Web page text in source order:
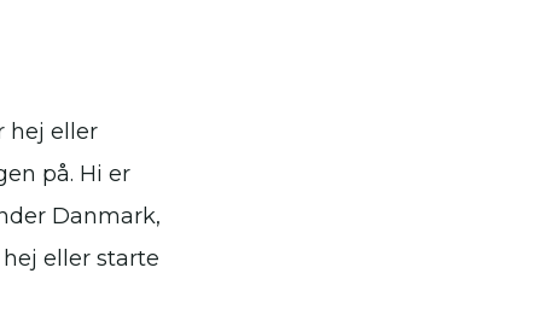
hej eller
på. Hi er
Danmark,
eller starte